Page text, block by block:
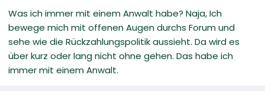
Was ich immer mit einem Anwalt habe? Naja, Ich
bewege mich mit offenen Augen durchs Forum und
sehe wie die Rückzahlungspolitik aussieht. Da wird es
über kurz oder lang nicht ohne gehen. Das habe ich
immer mit einem Anwalt.